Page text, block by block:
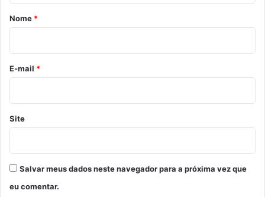
r
o
*
Nome *
E-mail *
Site
Salvar meus dados neste navegador para a próxima vez que
eu comentar.